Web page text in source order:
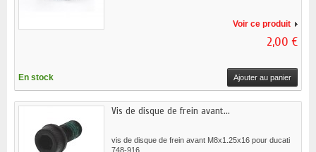
Voir ce produit
2,00 €
En stock Ajouter au panier
Vis de disque de frein avant...
vis de disque de frein avant M8x1.25x16 pour ducati
748-916